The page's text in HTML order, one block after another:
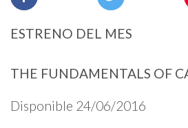
ESTRENO DEL MES
THE FUNDAMENTALS OF
Disponible 24/06/2016